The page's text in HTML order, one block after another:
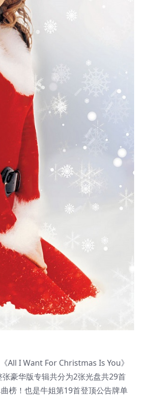
All I Want For Christmas Is You》
豪华版专辑共分为2张光盘共29首
榜！也是牛姐第19首登顶公告牌单